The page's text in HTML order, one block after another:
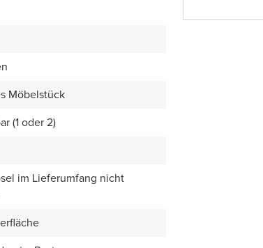
Möbelstück
(1 oder 2)
im Lieferumfang nicht